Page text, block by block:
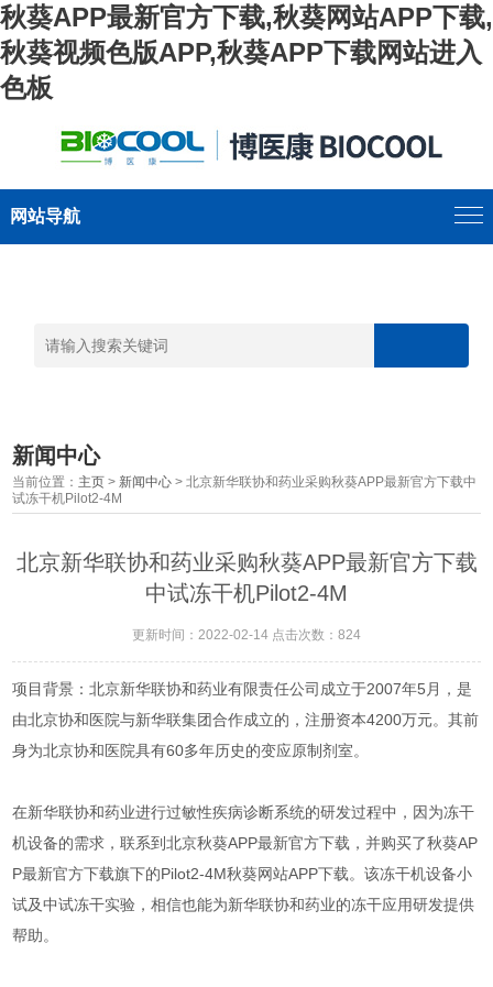
秋葵APP最新官方下载,秋葵网站APP下载,
秋葵视频色版APP,秋葵APP下载网站进入
色板
网站导航
新闻中心
当前位置： 主页 > 新闻中心 > 北京新华联协和药业采购秋葵APP最新官方下载中
试冻干机Pilot2-4M
北京新华联协和药业采购秋葵APP最新官方下载
中试冻干机Pilot2-4M
更新时间：2022-02-14 点击次数：824
项目背景：北京新华联协和药业有限责任公司成立于2007年5月，是
由北京协和医院与新华联集团合作成立的，注册资本4200万元。其前
身为北京协和医院具有60多年历史的变应原制剂室。
在新华联协和药业进行过敏性疾病诊断系统的研发过程中，因为冻干
机设备的需求，联系到北京秋葵APP最新官方下载，并购买了秋葵AP
P最新官方下载旗下的Pilot2-4M秋葵网站APP下载。该冻干机设备小
试及中试冻干实验，相信也能为新华联协和药业的冻干应用研发提供
帮助。